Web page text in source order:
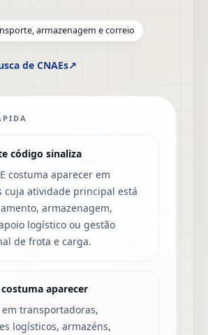
armazenagem e correio
de CNAEs↗
código sinaliza
costuma aparecer em
cuja atividade principal está
armazenagem,
logístico ou gestão
de frota e carga.
aparecer
em transportadoras,
logísticos, armazéns,